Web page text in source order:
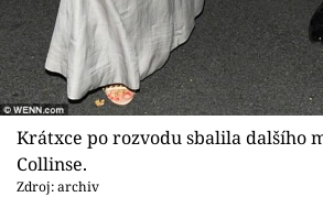
Krátxce po rozvodu sbalila dalšího
Collinse.
Zdroj: archiv